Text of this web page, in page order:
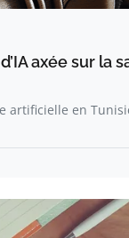
axée sur la
artificielle en